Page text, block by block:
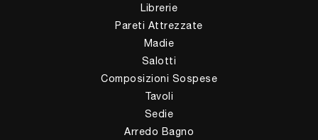
Librerie
Pareti Attrezzate
Madie
Salotti
Composizioni Sospese
Tavoli
Sedie
Arredo Bagno